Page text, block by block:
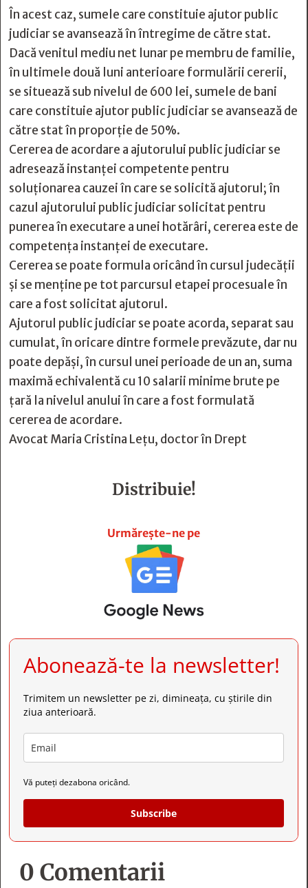
În acest caz, sumele care constituie ajutor public
judiciar se avansează în întregime de către stat.
Dacă venitul mediu net lunar pe membru de familie,
în ultimele două luni anterioare formulării cererii,
se situează sub nivelul de 600 lei, sumele de bani
care constituie ajutor public judiciar se avansează de
către stat în proporție de 50%.
Cererea de acordare a ajutorului public judiciar se
adresează instanței competente pentru
soluţionarea cauzei în care se solicită ajutorul; în
cazul ajutorului public judiciar solicitat pentru
punerea în executare a unei hotărâri, cererea este de
competența instanței de executare.
Cererea se poate formula oricând în cursul judecății
și se menține pe tot parcursul etapei procesuale în
care a fost solicitat ajutorul.
Ajutorul public judiciar se poate acorda, separat sau
cumulat, în oricare dintre formele prevăzute, dar nu
poate depăși, în cursul unei perioade de un an, suma
maximă echivalentă cu 10 salarii minime brute pe
țară la nivelul anului în care a fost formulată
cererea de acordare.
Avocat Maria Cristina Leţu, doctor în Drept
Distribuie!
Urmărește-ne pe
Abonează-te la newsletter!
Trimitem un newsletter pe zi, dimineața, cu știrile din
ziua anterioară.
Vă puteți dezabona oricând.
Subscribe
0 Comentarii